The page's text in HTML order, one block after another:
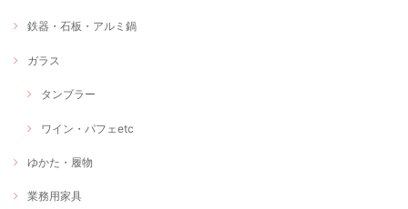
鉄器・石板・アルミ鍋
ガラス
タンブラー
ワイン・パフェetc
ゆかた・履物
業務用家具